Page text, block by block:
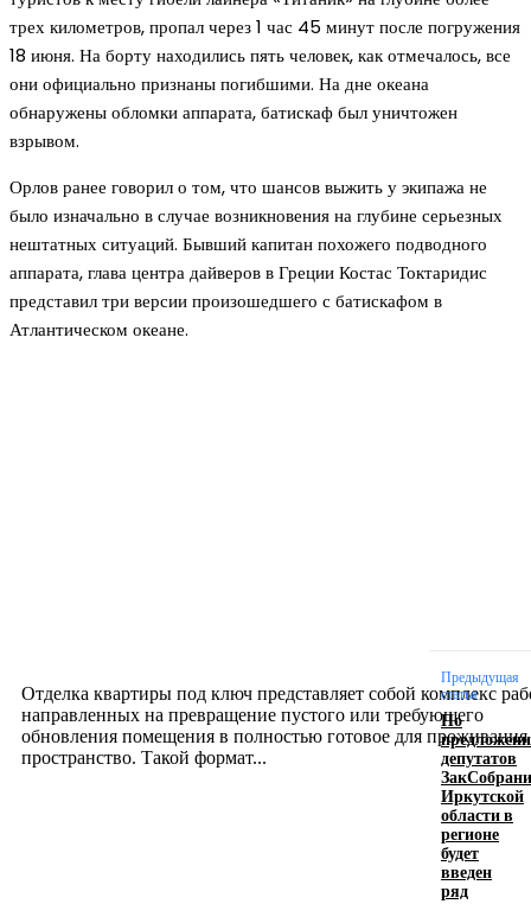
трех километров, пропал через 1 час 45 минут после погружения
18 июня. На борту находились пять человек, как отмечалось, все
они официально признаны погибшими. На дне океана
обнаружены обломки аппарата, батискаф был уничтожен
взрывом.
Орлов ранее говорил о том, что шансов выжить у экипажа не
было изначально в случае возникновения на глубине серьезных
нештатных ситуаций. Бывший капитан похожего подводного
аппарата, глава центра дайверов в Греции Костас Токтаридис
представил три версии произошедшего с батискафом в
Атлантическом океане.
Отделка квартиры под ключ представляет собой комплекс
направленных на превращение пустого или требующего
обновления помещения в полностью готовое для проживания
пространство. Такой формат...
Производство полиэтиленовых пакетов с
логотипом: эффективный инструмент бренда
Предыдущая
статья
По
депутатов
Иркутской
области в
регионе
будет
введен
ряд